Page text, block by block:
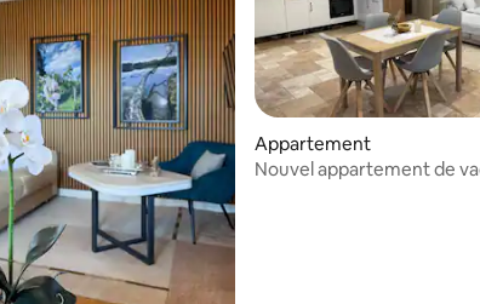
de 340 commentaires : 4,81 sur 5Appartement
Nouvel appartement de